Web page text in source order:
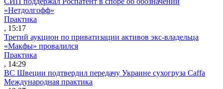
«Нетдолгофф»
Практика
, 15:17
Третий аукцион по приватизации активов экс-владельца
«Макфы» провалился
Практика
, 14:29
ВС Швеции подтвердил передачу Украине сухогруза Caffa
Международная практика